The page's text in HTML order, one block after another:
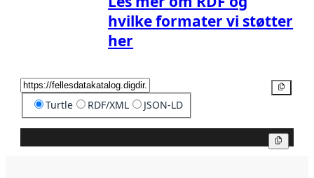
hvilke formater vi støtter
her
Turtle RDF/XML JSON-LD